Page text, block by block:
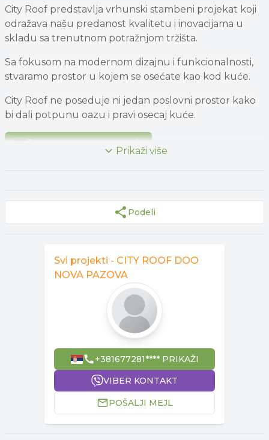
City Roof predstavlja vrhunski stambeni projekat koji
odražava našu predanost kvalitetu i inovacijama u
skladu sa trenutnom potražnjom tržišta.
Sa fokusom na modernom dizajnu i funkcionalnosti,
stvaramo prostor u kojem se osećate kao kod kuće.
City Roof ne poseduje ni jedan poslovni prostor kako
bi dali potpunu oazu i pravi osecaj kuće.
+381677281**** PRIKAŽI
Prikaži više
Podeli
Svi projekti - CITY ROOF DOO
NOVA PAZOVA
+381677281**** PRIKAŽI
VIBER KONTAKT
POŠALJI MEJL